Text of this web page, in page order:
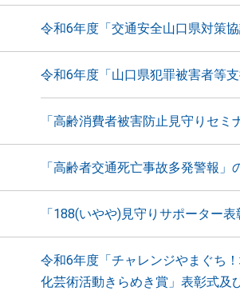
令和6年度「交通安全山口県対策
令和6年度「山口県犯罪被害者等
「高齢消費者被害防止見守りセミ
「高齢者交通死亡事故多発警報」
「188(いやや)見守りサポーター
令和6年度「チャレンジやまぐち
化芸術活動きらめき賞」表彰式及